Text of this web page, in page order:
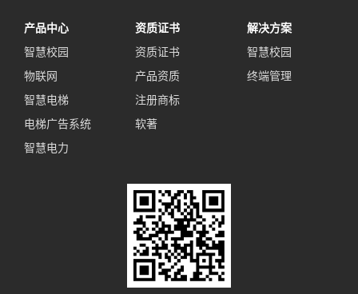
产品中心
智慧校园
物联网
智慧电梯
电梯广告系统
智慧电力
资质证书
资质证书
产品资质
注册商标
软著
解决方案
智慧校园
终端管理